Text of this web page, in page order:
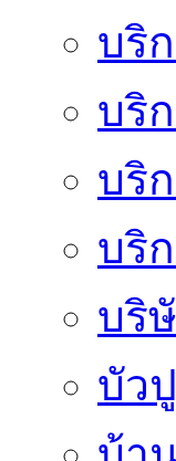
บริ
บริ
บริ
บริ
บริ
บัว